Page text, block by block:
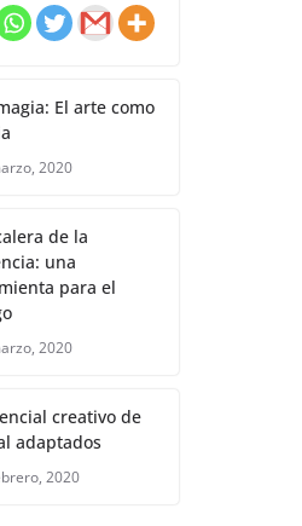
El arte como
2020
de la
una
para el
2020
creativo de
adaptados
2020